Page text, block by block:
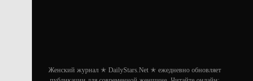
Женский журнал ✭ DailyStars.Net ✭ ежедневно обновляет